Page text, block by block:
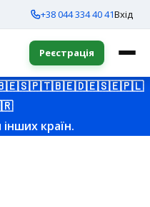
+38 044 334 40 41Вхід
Реєстрація
🇪🇸🇵🇹🇧🇪🇩🇪🇸🇪🇵🇱
країн.